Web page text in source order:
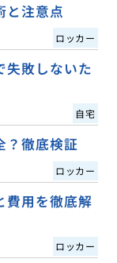
と注意点
ロッカー
失敗しないた
自宅
？徹底検証
ロッカー
費用を徹底解
ロッカー